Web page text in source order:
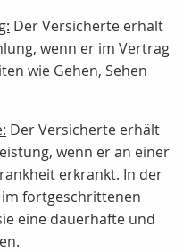
Der Versicherte erhält
wenn er im Vertrag
wie Gehen, Sehen
Der Versicherte erhält
wenn er an einer
erkrankt. In der
fortgeschrittenen
eine dauerhafte und